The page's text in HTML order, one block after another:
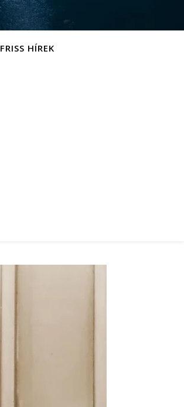
FRISS HÍREK